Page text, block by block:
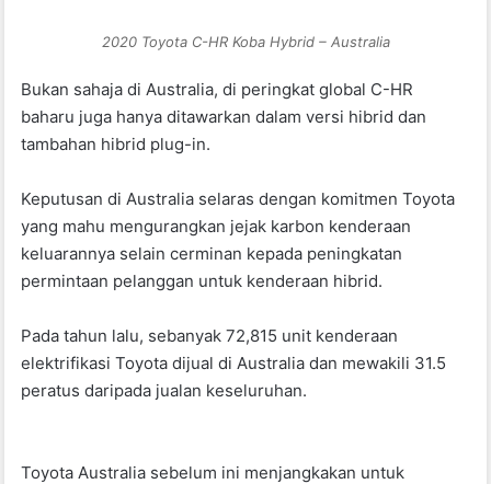
2020 Toyota C-HR Koba Hybrid – Australia
Bukan sahaja di Australia, di peringkat global C-HR
baharu juga hanya ditawarkan dalam versi hibrid dan
tambahan hibrid plug-in.
Keputusan di Australia selaras dengan komitmen Toyota
yang mahu mengurangkan jejak karbon kenderaan
keluarannya selain cerminan kepada peningkatan
permintaan pelanggan untuk kenderaan hibrid.
Pada tahun lalu, sebanyak 72,815 unit kenderaan
elektrifikasi Toyota dijual di Australia dan mewakili 31.5
peratus daripada jualan keseluruhan.
Toyota Australia sebelum ini menjangkakan untuk